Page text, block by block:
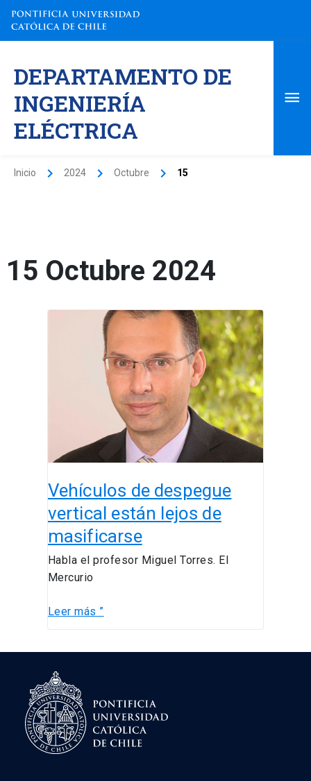
contenido
DEPARTAMENTO DE
INGENIERÍA
ELÉCTRICA
Inicio 2024 Octubre 15
15 Octubre 2024
Vehículos de despegue
vertical están lejos de
masificarse
Habla el profesor Miguel Torres. El
Mercurio
masificarse
Leer más ”